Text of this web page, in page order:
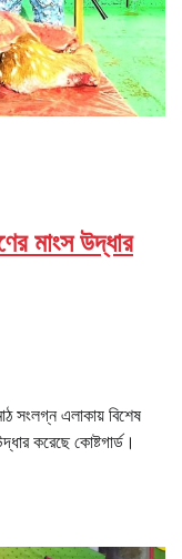
মাংস উদ্ধার
সংলগ্ন এলাকায় বিশেষ
করেছে কোষ্টগার্ড।